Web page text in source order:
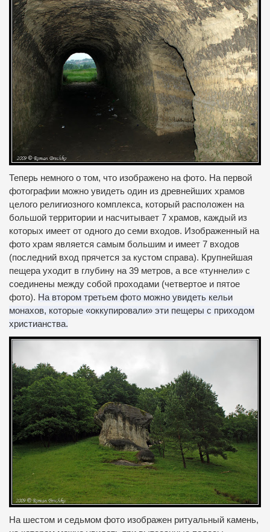
Теперь немного о том, что изображено на фото. На первой
фотографии можно увидеть один из древнейших храмов
целого религиозного комплекса, который расположен на
большой территории и насчитывает 7 храмов, каждый из
которых имеет от одного до семи входов. Изображенный на
фото храм является самым большим и имеет 7 входов
(последний вход прячется за кустом справа). Крупнейшая
пещера уходит в глубину на 39 метров, а все «туннели» с
соединены между собой проходами (четвертое и пятое
фото). На втором третьем фото можно увидеть кельи
монахов, которые «оккупировали» эти пещеры с приходом
христианства.
На шестом и седьмом фото изображен ритуальный камень,